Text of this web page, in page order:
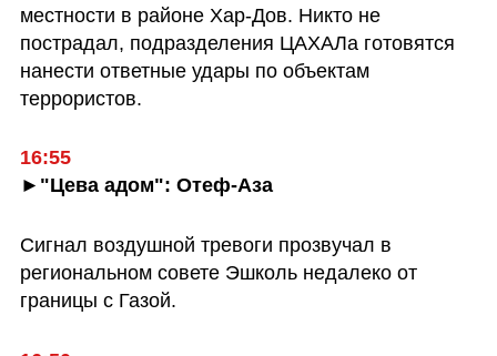
местности в районе Хар-Дов. Никто не
пострадал, подразделения ЦАХАЛа готовятся
нанести ответные удары по объектам
террористов.
16:55
►"Цева адом": Отеф-Аза
Сигнал воздушной тревоги прозвучал в
региональном совете Эшколь недалеко от
границы с Газой.